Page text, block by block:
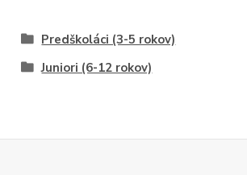
Predškoláci (3-5 rokov)
Juniori (6-12 rokov)